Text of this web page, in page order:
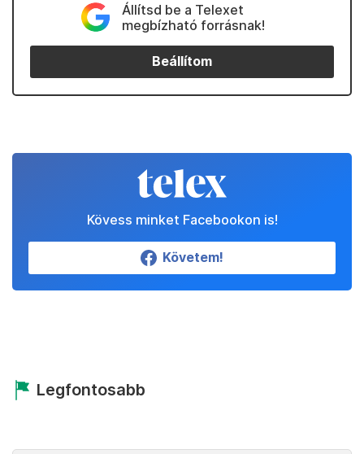
Állítsd be a Telexet
megbízható forrásnak!
Beállítom
Kövess minket Facebookon is!
Követem!
Legfontosabb